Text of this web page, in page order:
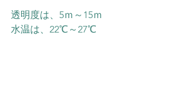
透明度は、5ｍ～15ｍ
水温は、22℃～27℃